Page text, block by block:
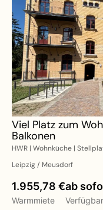
Viel Platz zum
Balkonen
HWR | Wohnküche |
Leipzig / Meusdorf
1.955,78 €
Warmmiete
ab
Verfügbar